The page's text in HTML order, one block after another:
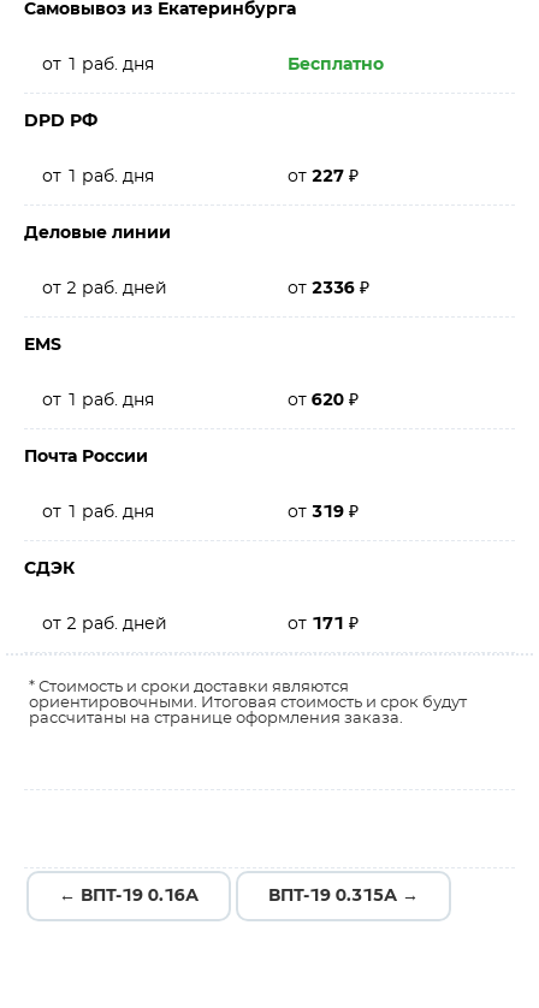
Самовывоз из Екатеринбурга
от 1 раб. дня Бесплатно
DPD РФ
от 1 раб. дня от 227 ₽
Деловые линии
от 2 раб. дней от 2336 ₽
EMS
от 1 раб. дня от 620 ₽
Почта России
от 1 раб. дня от 319 ₽
СДЭК
от 2 раб. дней от 171 ₽
* Стоимость и сроки доставки являются
ориентировочными. Итоговая стоимость и срок будут
рассчитаны на странице оформления заказа.
← ВПТ-19 0.16А ВПТ-19 0.315А →